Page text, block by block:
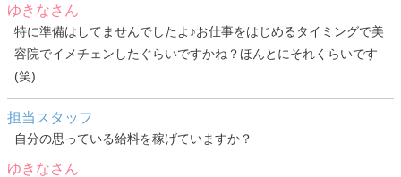
ゆきなさん
特に準備はしてませんでしたよ♪お仕事をはじめるタイミングで美
容院でイメチェンしたぐらいですかね？ほんとにそれくらいです
(笑)
担当スタッフ
自分の思っている給料を稼げていますか？
ゆきなさん